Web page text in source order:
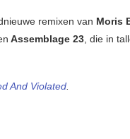
remixen van Moris
Assemblage 23 , die in
And Violated